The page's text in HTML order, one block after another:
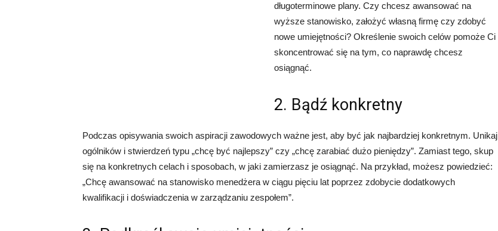
długoterminowe plany. Czy chcesz awansować na
wyższe stanowisko, założyć własną firmę czy zdobyć
nowe umiejętności? Określenie swoich celów pomoże Ci
skoncentrować się na tym, co naprawdę chcesz
osiągnąć.
2. Bądź konkretny
Podczas opisywania swoich aspiracji zawodowych ważne jest, aby być jak najbardziej konkretnym. Unikaj
ogólników i stwierdzeń typu „chcę być najlepszy” czy „chcę zarabiać dużo pieniędzy”. Zamiast tego, skup
się na konkretnych celach i sposobach, w jaki zamierzasz je osiągnąć. Na przykład, możesz powiedzieć:
„Chcę awansować na stanowisko menedżera w ciągu pięciu lat poprzez zdobycie dodatkowych
kwalifikacji i doświadczenia w zarządzaniu zespołem”.